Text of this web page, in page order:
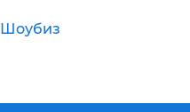
Шоубиз